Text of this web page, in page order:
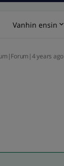
Vanhin ensin
years ago